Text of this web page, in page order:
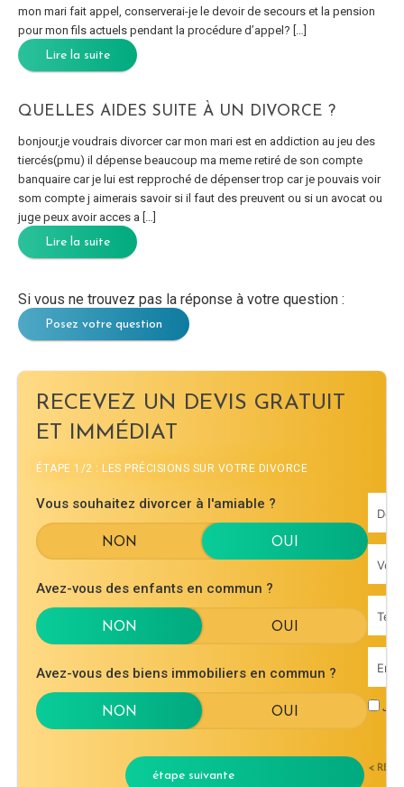
mon mari fait appel, conserverai-je le devoir de secours et la pension
pour mon fils actuels pendant la procédure d’appel? […]
Lire la suite
QUELLES AIDES SUITE À UN DIVORCE ?
bonjour,je voudrais divorcer car mon mari est en addiction au jeu des
tiercés(pmu) il dépense beaucoup ma meme retiré de son compte
banquaire car je lui est repproché de dépenser trop car je pouvais voir
som compte j aimerais savoir si il faut des preuvent ou si un avocat ou
juge peux avoir acces a […]
Lire la suite
Si vous ne trouvez pas la réponse à votre question :
Posez votre question
RECEVEZ UN DEVIS GRATUIT
ET IMMÉDIAT
ÉTAPE 1/2 : LES PRÉCISIONS SUR VOTRE DIVORCE
Vous souhaitez divorcer à l'amiable ?
Avez-vous des enfants en commun ?
Avez-vous des biens immobiliers en commun ?
étape suivante <